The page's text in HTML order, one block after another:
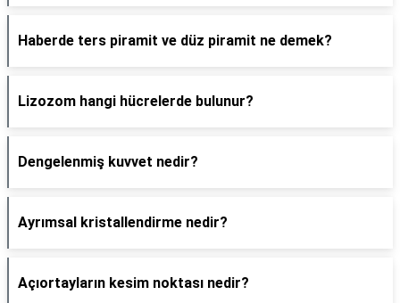
Haberde ters piramit ve düz piramit ne demek?
Lizozom hangi hücrelerde bulunur?
Dengelenmiş kuvvet nedir?
Ayrımsal kristallendirme nedir?
Açıortayların kesim noktası nedir?